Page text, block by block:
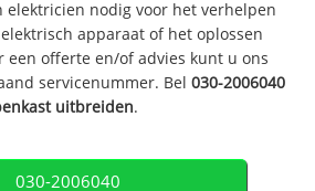
elektricien nodig voor het verhelpen
apparaat of het oplossen
een offerte en/of advies kunt u ons
servicenummer. Bel030-2006040
uitbreiden.
030-2006040